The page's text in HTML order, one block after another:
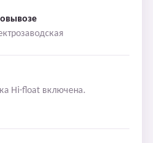
Hi-float включена.